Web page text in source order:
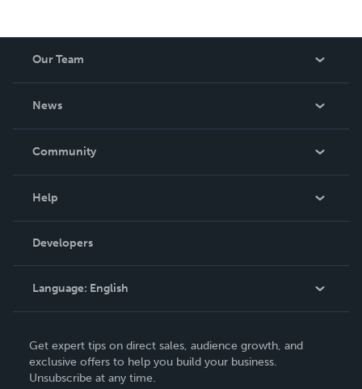
Our Team
News
In The News
Community
Podcast
Help
Order Lookup
Knowledge Base
Contact Support
Developers
Language: English
Deutsch
Français
Get expert tips on direct sales, audience growth, and
exclusive offers to help you build your business.
Unsubscribe at any time.